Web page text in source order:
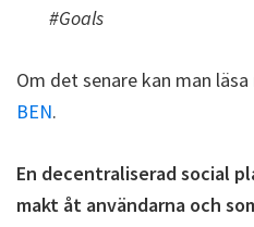
#Goals
Om det senare kan man läsa
BEN.
En decentraliserad social
makt åt användarna och